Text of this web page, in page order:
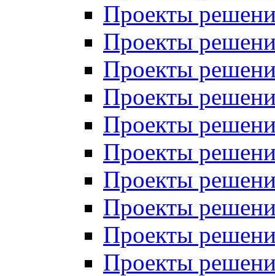
Проекты
Проекты
Проекты
Проекты
Проекты
Проекты
Проекты
Проекты
Проекты
Проекты